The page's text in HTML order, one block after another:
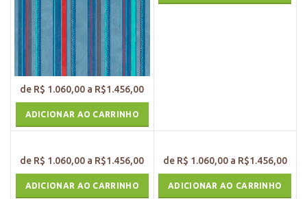
ADICIONAR AO CARRINHO
ADICIONAR AO CARRINHO ADICIONAR AO CARRINHO